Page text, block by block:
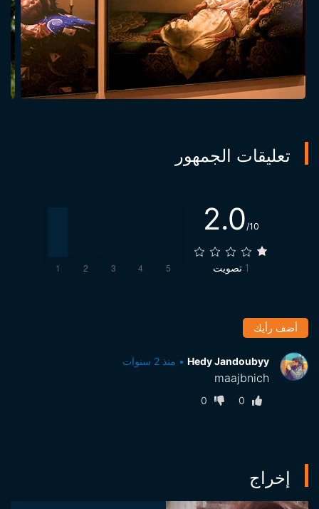
تعليقات الجمهور
2.0/10
تصويت
أضف رأيك
Hedy Jandoubyy
• منذ 2 سنوات
maajbnich
0
0
إخراج